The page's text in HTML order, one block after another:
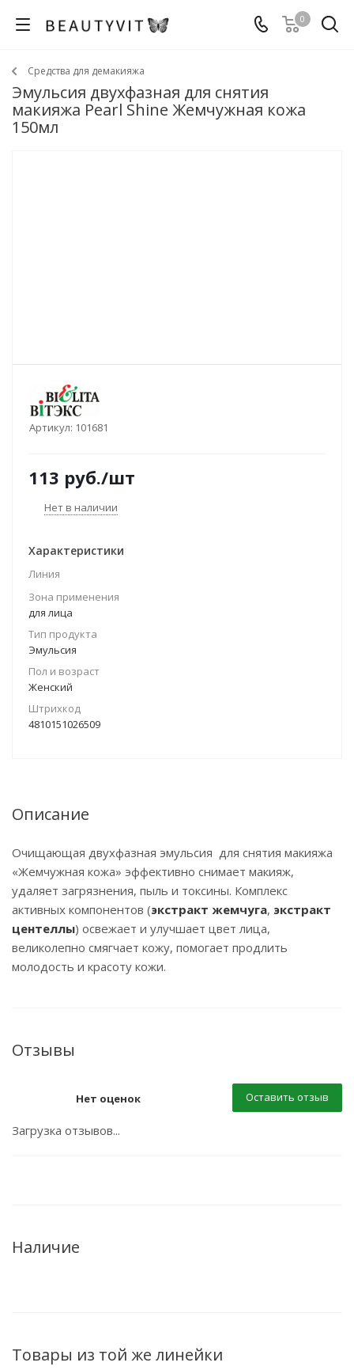
0
Средства для демакияжа
Эмульсия двухфазная для снятия
макияжа Pearl Shine Жемчужная кожа
150мл
Артикул: 101681
113 руб./шт
Нет в наличии
Характеристики
Линия
Зона применения
для лица
Тип продукта
Эмульсия
Пол и возраст
Женский
Штрихкод
4810151026509
Описание
Очищающая двухфазная эмульсия для снятия макияжа
«Жемчужная кожа» эффективно снимает макияж,
удаляет загрязнения, пыль и токсины. Комплекс
активных компонентов (экстракт жемчуга, экстракт
центеллы) освежает и улучшает цвет лица,
великолепно смягчает кожу, помогает продлить
молодость и красоту кожи.
Отзывы
Нет оценок Оставить отзыв
Загрузка отзывов...
Наличие
Товары из той же линейки